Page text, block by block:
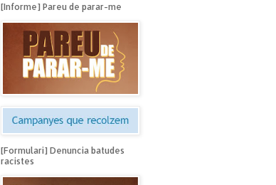
[Informe] Pareu de parar-me
[Formulari] Denuncia batudes
racistes